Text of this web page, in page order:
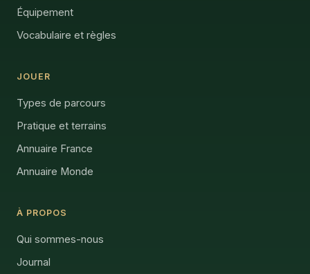
Équipement
Vocabulaire et règles
JOUER
Types de parcours
Pratique et terrains
Annuaire France
Annuaire Monde
À PROPOS
Qui sommes-nous
Journal